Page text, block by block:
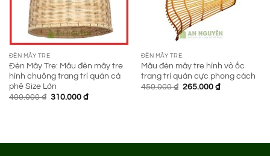
ĐÈN MÂY TRE
Đèn Mây Tre: Mẫu đèn mây tre
hình chuông trang trí quán cà
phê Size Lớn
400.000₫ Giá
310.000 ₫Giá
ĐÈN MÂY TRE
Mẫu đèn mây tre hình vỏ ốc
trang trí quán cực phong cách
450.000₫ Giá
265.000 ₫Giá